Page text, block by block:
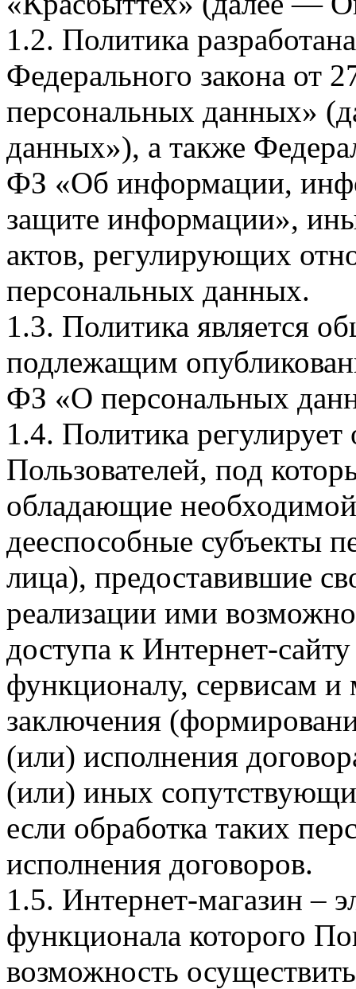
1.2. Политика
Федерального закона
персональных данных»
данных»), а также
ФЗ «Об информации,
защите информации»,
актов, регулирующих
персональных данных.
1.3. Политика является
подлежащим
ФЗ «О персональных
1.4. Политика
Пользователей, под
обладающие
дееспособные субъекты
лица), предоставившие
реализации ими
доступа к Интернет-
функционалу, сервисам и
заключения
(или) исполнения
(или) иных
если обработка таких
исполнения договоров.
1.5. Интернет-магазин –
функционала которого
возможность